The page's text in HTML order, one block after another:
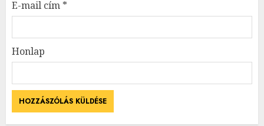
E-mail cím *
Honlap